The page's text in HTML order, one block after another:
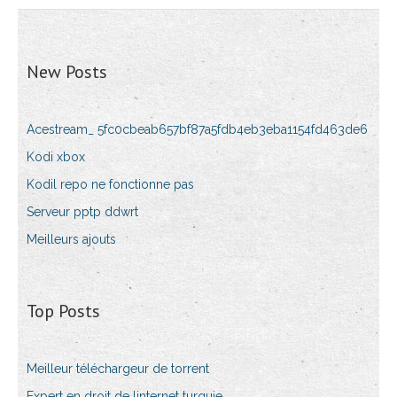
New Posts
Acestream_ 5fc0cbeab657bf87a5fdb4eb3eba1154fd463de6
Kodi xbox
Kodil repo ne fonctionne pas
Serveur pptp ddwrt
Meilleurs ajouts
Top Posts
Meilleur téléchargeur de torrent